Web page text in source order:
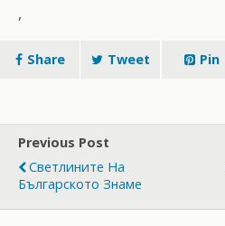
,
Share Tweet Pin
Previous Post
Светлините На
Българското Знаме